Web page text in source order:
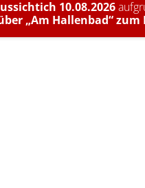
10.08.2026
„Am Hallenbad“ zum